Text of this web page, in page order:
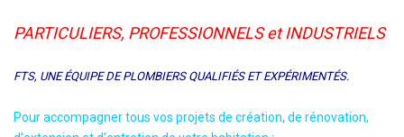
PARTICULIERS, PROFESSIONNELS et INDUSTRIELS
FTS, UNE ÉQUIPE DE PLOMBIERS QUALIFIÉS ET EXPÉRIMENTÉS.
Pour accompagner tous vos projets de création, de rénovation,